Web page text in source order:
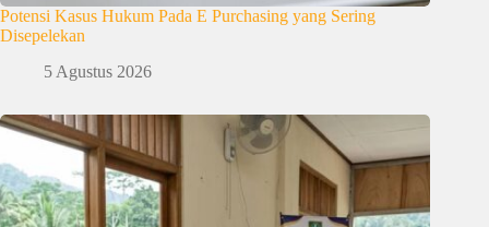
Potensi Kasus Hukum Pada E Purchasing yang Sering
Disepelekan
5 Agustus 2026